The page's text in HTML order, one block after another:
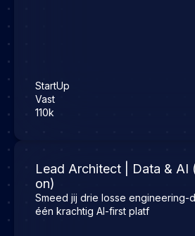
StartUp
Vast
110k
Lead Architect | Data & AI
on)
Smeed jij drie losse engineering-
één krachtig AI-first platf